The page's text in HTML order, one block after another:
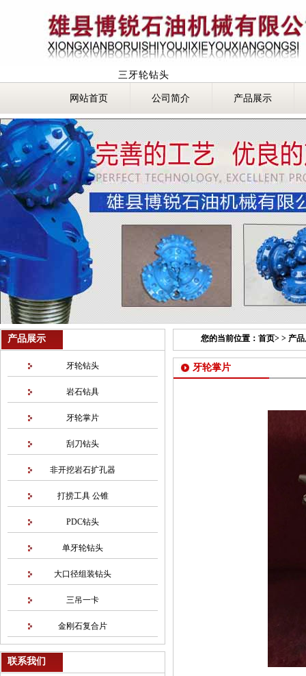
三牙轮钻头
网站首页 公司简介 产品展示
您的当前位置： 首页> > 产
牙轮掌片
产品展示
牙轮钻头
岩石钻具
牙轮掌片
刮刀钻头
非开挖岩石扩孔器
打捞工具 公锥
PDC钻头
单牙轮钻头
大口径组装钻头
三吊一卡
金刚石复合片
联系我们